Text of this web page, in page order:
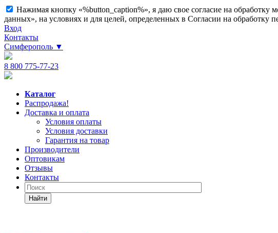
Нажимая кнопку «%button_caption%», я даю свое согласие на
данных», на условиях и для целей, определенных в Согласии на обработку
Вход
Контакты
Симферополь ▼
8 800 775-77-23
Каталог
Распродажа!
Доставка и оплата
Условия оплаты
Условия доставки
Гарантия на товар
Производители
Оптовикам
Отзывы
Контакты
Найти